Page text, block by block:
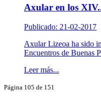
Axular en los
Publicado: 21-02-2017
Axular Lizeoa ha sido
Encuentros de Buenas
Leer más...
Página 105 de 151